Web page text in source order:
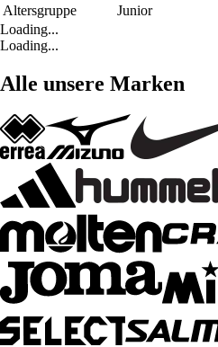
Altersgruppe
Junior
Loading...
Loading...
Alle unsere Marken